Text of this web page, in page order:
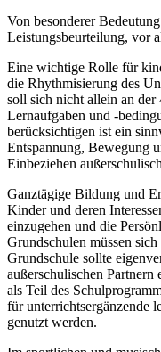
Von besonderer
Leistungsbeurteilung, vor
Eine wichtige Rolle für
die Rhythmisierung des
soll sich nicht allein an
Lernaufgaben und -
berücksichtigen ist ein
Entspannung, Bewegung
Einbeziehen
Ganztägige Bildung und
Kinder und deren
einzugehen und die
Grundschulen müssen
Grundschule sollte
außerschulischen Partnern
als Teil des
für unterrichtsergänzende
genutzt werden.